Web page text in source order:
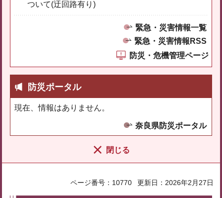
ついて(迂回路有り)
緊急・災害情報一覧
緊急・災害情報RSS
防災・危機管理ページ
防災ポータル
現在、情報はありません。
奈良県防災ポータル
閉じる
ページ番号：10770 更新日：2026年2月27日